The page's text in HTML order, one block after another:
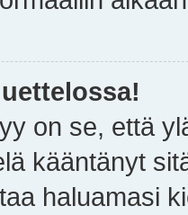
on se, että
kääntänyt
haluamasi